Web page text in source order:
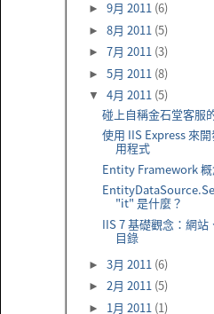
► 9月 2011 (6)
► 8月 2011 (5)
► 7月 2011 (3)
► 5月 2011 (8)
▼ 4月 2011 (5)
碰上自稱金石堂客服
使用 IIS Express 來
用程式
Entity Framework 概
"it" 是什麼？
IIS 7 基礎觀念：網
目錄
► 3月 2011 (6)
► 2月 2011 (5)
► 1月 2011 (1)